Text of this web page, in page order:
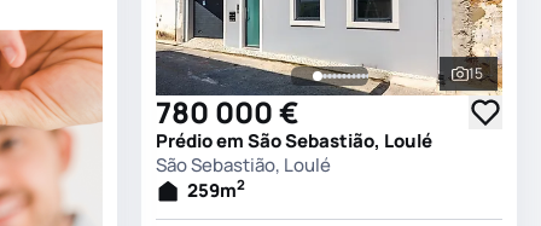
Ver
15
780 000 €
Prédio em São Sebastião, Loulé
São Sebastião, Loulé
259m2